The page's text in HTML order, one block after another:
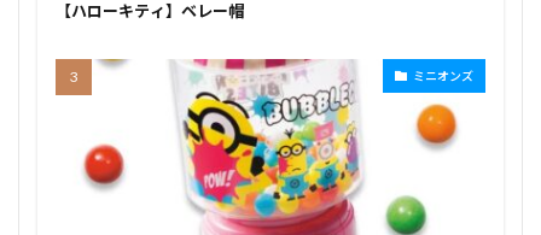
【ハローキティ】ベレー帽
ミニオンズ